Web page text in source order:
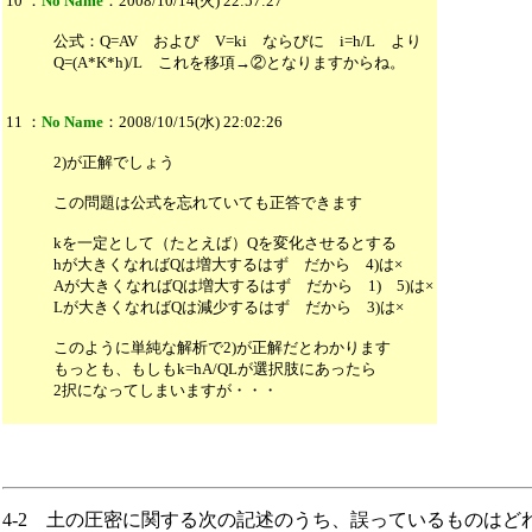
公式：Q=AV および V=ki ならびに i=h/L より
Q=(A*K*h)/L これを移項→②となりますからね。
11 ： No Name ：2008/10/15(水) 22:02:26
2)が正解でしょう
この問題は公式を忘れていても正答できます
kを一定として（たとえば）Qを変化させるとする
hが大きくなればQは増大するはず だから 4)は×
Aが大きくなればQは増大するはず だから 1) 5)は×
Lが大きくなればQは減少するはず だから 3)は×
このように単純な解析で2)が正解だとわかります
もっとも、もしもk=hA/QLが選択肢にあったら
2択になってしまいますが・・・
4-2 土の圧密に関する次の記述のうち、誤っているものはど